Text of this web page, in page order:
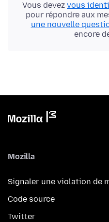
Vous devez vous
pour répondre aux
une nouvelle
encore
Mozilla
Signaler une violation de
Code source
Twitter